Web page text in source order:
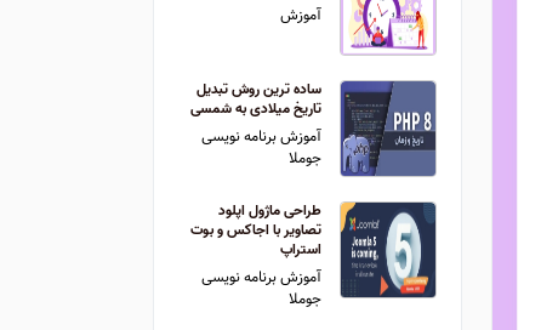
آموزش
ساده ترین روش تبدیل
تاریخ میلادی به شمسی
آموزش برنامه نویسی
جوملا
طراحی ماژول اپلود
تصاویر با اجاکس و بوت
استراپ
آموزش برنامه نویسی
جوملا